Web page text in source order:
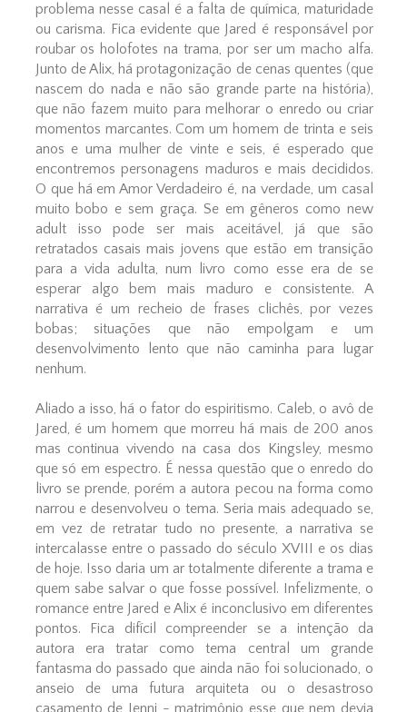
problema nesse casal é a falta de química, maturidade
ou carisma. Fica evidente que Jared é responsável por
roubar os holofotes na trama, por ser um macho alfa.
Junto de Alix, há protagonização de cenas quentes (que
nascem do nada e não são grande parte na história),
que não fazem muito para melhorar o enredo ou criar
momentos marcantes. Com um homem de trinta e seis
anos e uma mulher de vinte e seis, é esperado que
encontremos personagens maduros e mais decididos.
O que há em Amor Verdadeiro é, na verdade, um casal
muito bobo e sem graça. Se em gêneros como new
adult isso pode ser mais aceitável, já que são
retratados casais mais jovens que estão em transição
para a vida adulta, num livro como esse era de se
esperar algo bem mais maduro e consistente. A
narrativa é um recheio de frases clichês, por vezes
bobas; situações que não empolgam e um
desenvolvimento lento que não caminha para lugar
nenhum.
Aliado a isso, há o fator do espiritismo. Caleb, o avô de
Jared, é um homem que morreu há mais de 200 anos
mas continua vivendo na casa dos Kingsley, mesmo
que só em espectro. É nessa questão que o enredo do
livro se prende, porém a autora pecou na forma como
narrou e desenvolveu o tema. Seria mais adequado se,
em vez de retratar tudo no presente, a narrativa se
intercalasse entre o passado do século XVIII e os dias
de hoje. Isso daria um ar totalmente diferente a trama e
quem sabe salvar o que fosse possível. Infelizmente, o
romance entre Jared e Alix é inconclusivo em diferentes
pontos. Fica difícil compreender se a intenção da
autora era tratar como tema central um grande
fantasma do passado que ainda não foi solucionado, o
anseio de uma futura arquiteta ou o desastroso
casamento de Jenni - matrimônio esse que nem devia